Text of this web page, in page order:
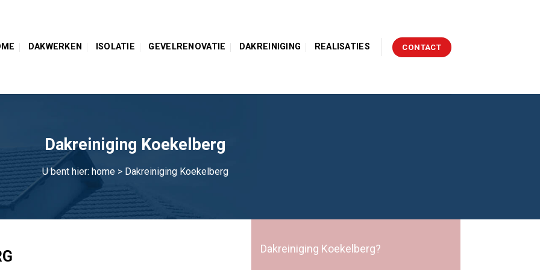
DAKWERKEN ISOLATIE GEVELRENOVATIE DAKREINIGING REALISATIES CONTACT
Dakreiniging Koekelberg
U bent hier: home> Dakreiniging Koekelberg
Dakreiniging Koekelberg?